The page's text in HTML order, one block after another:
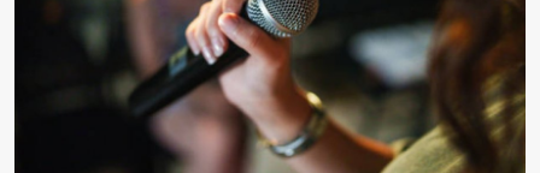
Жаңалықтар